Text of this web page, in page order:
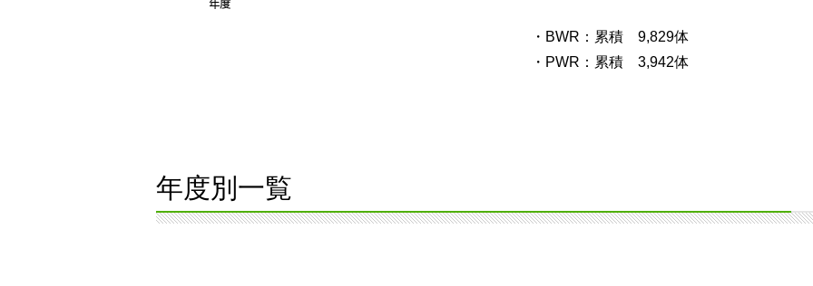
・BWR：累積 9,829体
・PWR：累積 3,942体
年度別一覧